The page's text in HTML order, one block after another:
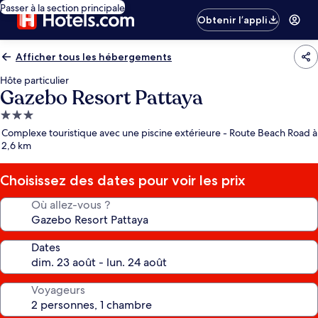
Passer à la section principale
Obtenir l’appli
Afficher tous les hébergements
Hôte particulier
Gazebo Resort Pattaya
Hébergement
3.0 étoiles
Complexe touristique avec une piscine extérieure - Route Beach Road à
2,6 km
Choisissez des dates pour voir les prix
Où allez-vous ?
Dates
Voyageurs